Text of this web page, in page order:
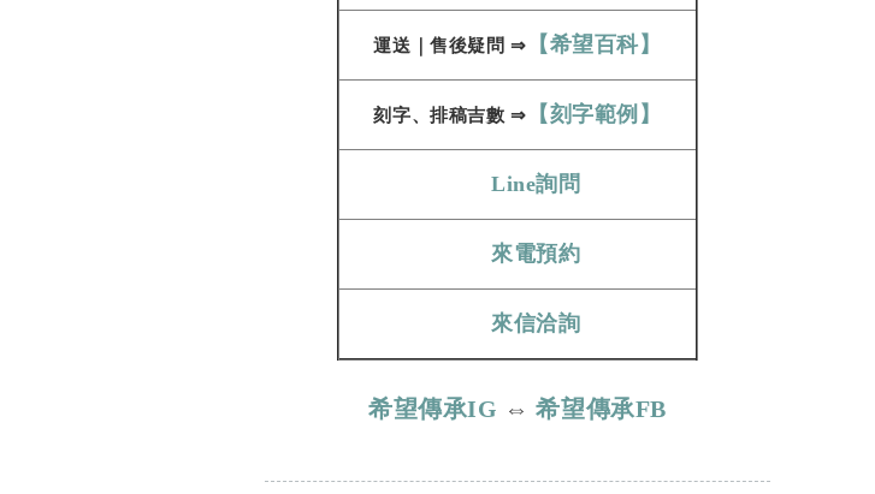
運送 ｜售後疑問 ⇒ 【希望百科】
刻字、​​​​​排稿吉數 ⇒ 【刻字範例】
Line詢問
來電預約
來信洽詢
希望傳承IG ⇔希望傳承FB